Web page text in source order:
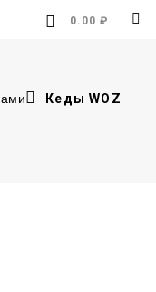
0.00 ₽
Кеды WOZ